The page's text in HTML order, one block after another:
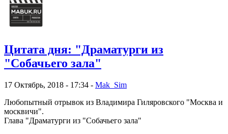
Цитата дня: "Драматурги из
"Собачьего зала"
17 Октябрь, 2018 - 17:34 - Mak_Sim
Любопытный отрывок из Владимира Гиляровского "Москва и
москвичи".
Глава "Драматурги из "Собачьего зала"